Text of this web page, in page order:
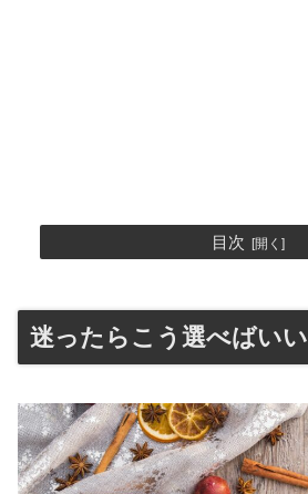
目次
迷ったらこう選べばいい